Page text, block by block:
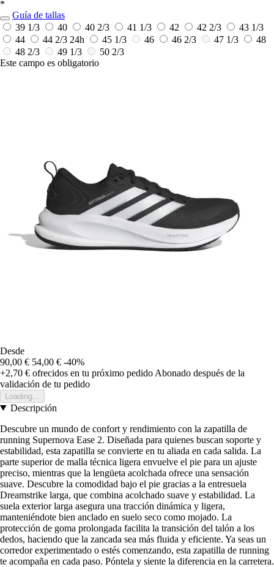
*
Guía de tallas
39 1/3
40 40 2/3 41 1/3 42 42 2/3
43 1/3
44
44 2/3 24h 45 1/3 46 46 2/3 47 1/3
48
48 2/3
49 1/3
50 2/3
Este campo es obligatorio
Desde
90,00 € 54,00 € -40%
+2,70 € ofrecidos en tu próximo pedido Abonado después de la
validación de tu pedido
Loading...
Descripción
Descubre un mundo de confort y rendimiento con la zapatilla de
running Supernova Ease 2. Diseñada para quienes buscan soporte y
estabilidad, esta zapatilla se convierte en tu aliada en cada salida. La
parte superior de malla técnica ligera envuelve el pie para un ajuste
preciso, mientras que la lengüeta acolchada ofrece una sensación
suave. Descubre la comodidad bajo el pie gracias a la entresuela
Dreamstrike larga, que combina acolchado suave y estabilidad. La
suela exterior larga asegura una tracción dinámica y ligera,
manteniéndote bien anclado en suelo seco como mojado. La
protección de goma prolongada facilita la transición del talón a los
dedos, haciendo que la zancada sea más fluida y eficiente. Ya seas un
corredor experimentado o estés comenzando, esta zapatilla de running
te acompaña en cada paso. Póntela y siente la diferencia en la carretera.